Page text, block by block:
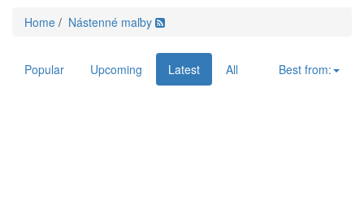
Home / Nástenné maľby
Popular Upcoming Latest All Best from: